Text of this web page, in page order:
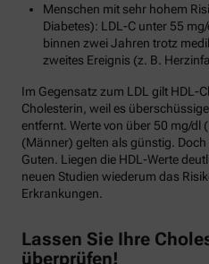
Menschen mit sehr hohem
Diabetes): LDL-C unter 55
binnen zwei Jahren trotz
zweites Ereignis (z. B.
Im Gegensatz zum LDL gilt HDL-
Cholesterin, weil es
entfernt. Werte von über 50 mg/dl
(Männer) gelten als günstig. Doch
Guten. Liegen die HDL-Werte
neuen Studien wiederum das
Erkrankungen.
Lassen Sie Ihre
überprüfen!